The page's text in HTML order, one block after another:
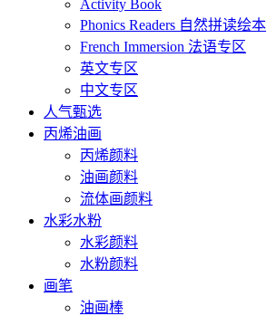
Activity Book
Phonics Readers 自然拼读绘本
French Immersion 法语专区
英文专区
中文专区
人气甄选
丙烯油画
丙烯颜料
油画颜料
流体画颜料
水彩水粉
水彩颜料
水粉颜料
画笔
油画棒